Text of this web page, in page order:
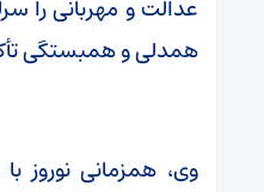
عدالت و مهربانی را
همدلی و همبستگی
وی، همزمانی نوروز